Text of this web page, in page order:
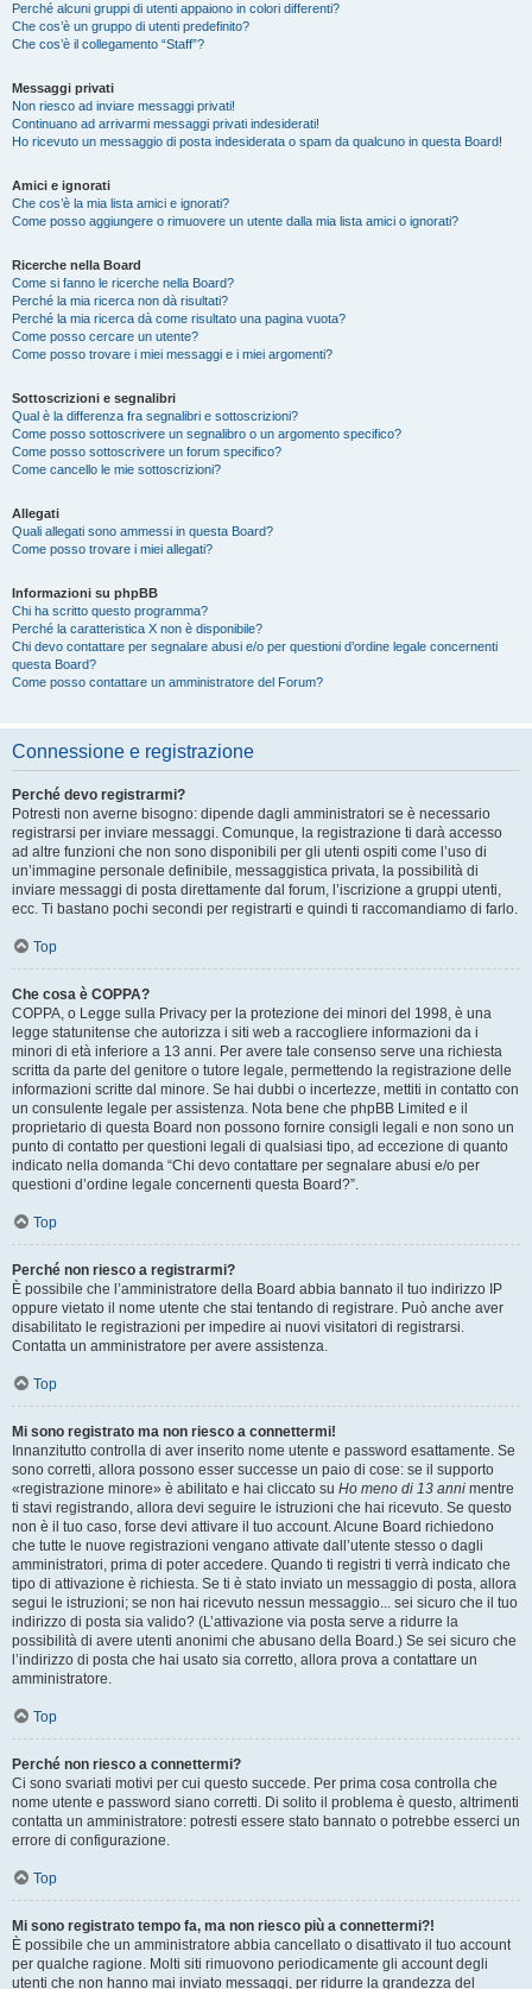
Perché alcuni gruppi di utenti appaiono in colori differenti?
Che cos’è un gruppo di utenti predefinito?
Che cos’è il collegamento “Staff”?
Messaggi privati
Non riesco ad inviare messaggi privati!
Continuano ad arrivarmi messaggi privati indesiderati!
Ho ricevuto un messaggio di posta indesiderata o spam da qualcuno in questa Board!
Amici e ignorati
Che cos’è la mia lista amici e ignorati?
Come posso aggiungere o rimuovere un utente dalla mia lista amici o ignorati?
Ricerche nella Board
Come si fanno le ricerche nella Board?
Perché la mia ricerca non dà risultati?
Perché la mia ricerca dà come risultato una pagina vuota?
Come posso cercare un utente?
Come posso trovare i miei messaggi e i miei argomenti?
Sottoscrizioni e segnalibri
Qual è la differenza fra segnalibri e sottoscrizioni?
Come posso sottoscrivere un segnalibro o un argomento specifico?
Come posso sottoscrivere un forum specifico?
Come cancello le mie sottoscrizioni?
Allegati
Quali allegati sono ammessi in questa Board?
Come posso trovare i miei allegati?
Informazioni su phpBB
Chi ha scritto questo programma?
Perché la caratteristica X non è disponibile?
Chi devo contattare per segnalare abusi e/o per questioni d’ordine legale concernenti
questa Board?
Come posso contattare un amministratore del Forum?
Connessione e registrazione
Perché devo registrarmi?
Potresti non averne bisogno: dipende dagli amministratori se è necessario
registrarsi per inviare messaggi. Comunque, la registrazione ti darà accesso
ad altre funzioni che non sono disponibili per gli utenti ospiti come l’uso di
un’immagine personale definibile, messaggistica privata, la possibilità di
inviare messaggi di posta direttamente dal forum, l’iscrizione a gruppi utenti,
ecc. Ti bastano pochi secondi per registrarti e quindi ti raccomandiamo di farlo.
Top
Che cosa è COPPA?
COPPA, o Legge sulla Privacy per la protezione dei minori del 1998, è una
legge statunitense che autorizza i siti web a raccogliere informazioni da i
minori di età inferiore a 13 anni. Per avere tale consenso serve una richiesta
scritta da parte del genitore o tutore legale, permettendo la registrazione delle
informazioni scritte dal minore. Se hai dubbi o incertezze, mettiti in contatto con
un consulente legale per assistenza. Nota bene che phpBB Limited e il
proprietario di questa Board non possono fornire consigli legali e non sono un
punto di contatto per questioni legali di qualsiasi tipo, ad eccezione di quanto
indicato nella domanda “Chi devo contattare per segnalare abusi e/o per
questioni d’ordine legale concernenti questa Board?”.
Top
Perché non riesco a registrarmi?
È possibile che l’amministratore della Board abbia bannato il tuo indirizzo IP
oppure vietato il nome utente che stai tentando di registrare. Può anche aver
disabilitato le registrazioni per impedire ai nuovi visitatori di registrarsi.
Contatta un amministratore per avere assistenza.
Top
Mi sono registrato ma non riesco a connettermi!
Innanzitutto controlla di aver inserito nome utente e password esattamente. Se
sono corretti, allora possono esser successe un paio di cose: se il supporto
«registrazione minore» è abilitato e hai cliccato su Ho meno di 13 anni mentre
ti stavi registrando, allora devi seguire le istruzioni che hai ricevuto. Se questo
non è il tuo caso, forse devi attivare il tuo account. Alcune Board richiedono
che tutte le nuove registrazioni vengano attivate dall’utente stesso o dagli
amministratori, prima di poter accedere. Quando ti registri ti verrà indicato che
tipo di attivazione è richiesta. Se ti è stato inviato un messaggio di posta, allora
segui le istruzioni; se non hai ricevuto nessun messaggio... sei sicuro che il tuo
indirizzo di posta sia valido? (L’attivazione via posta serve a ridurre la
possibilità di avere utenti anonimi che abusano della Board.) Se sei sicuro che
l’indirizzo di posta che hai usato sia corretto, allora prova a contattare un
amministratore.
Top
Perché non riesco a connettermi?
Ci sono svariati motivi per cui questo succede. Per prima cosa controlla che
nome utente e password siano corretti. Di solito il problema è questo, altrimenti
contatta un amministratore: potresti essere stato bannato o potrebbe esserci un
errore di configurazione.
Top
Mi sono registrato tempo fa, ma non riesco più a connettermi?!
È possibile che un amministratore abbia cancellato o disattivato il tuo account
per qualche ragione. Molti siti rimuovono periodicamente gli account degli
utenti che non hanno mai inviato messaggi, per ridurre la grandezza del